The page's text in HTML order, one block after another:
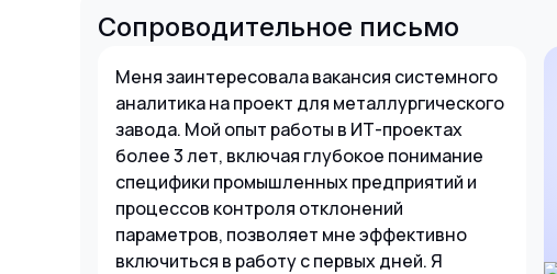
Сопроводительное письмо
Меня заинтересовала вакансия системного
аналитика на проект для металлургического
завода. Мой опыт работы в ИТ-проектах
более 3 лет, включая глубокое понимание
специфики промышленных предприятий и
процессов контроля отклонений
параметров, позволяет мне эффективно
включиться в работу с первых дней. Я